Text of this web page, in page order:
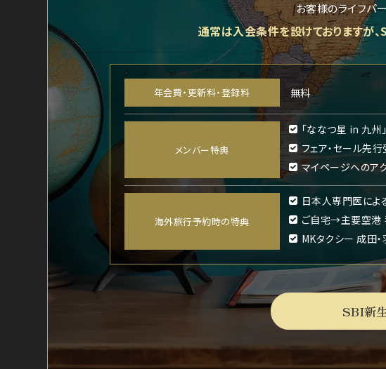
お客様のライフパ
通常は入会条件を設けておりますが、
年会費・更新料・登録料 無料
メンバー特典
「ななつ星 in 九州
フェア・セール先
マイページへのア
海外旅行予約時の特典
日本人専門医によ
ご自宅→主要空港
MKタクシー 成田
SBI新